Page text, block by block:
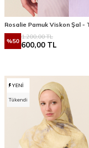
Rosalie Pamuk Viskon Şal -
%50
1.200,00TL
600,00 TL
YENI
Tükendi